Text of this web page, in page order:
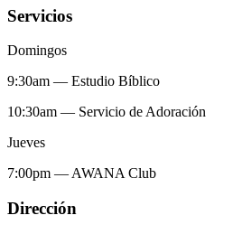
Servicios
Domingos
9:30am — Estudio Bíblico
10:30am — Servicio de Adoración
Jueves
7:00pm — AWANA Club
Dirección